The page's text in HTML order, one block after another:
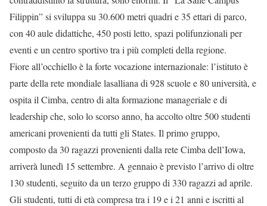
Filippin” si sviluppa su 30.600 metri quadri e 35 ettari di parco,
con 40 aule didattiche, 450 posti letto, spazi polifunzionali per
eventi e un centro sportivo tra i più completi della regione.
Fiore all’occhiello è la forte vocazione internazionale: l’istituto è
parte della rete mondiale lasalliana di 928 scuole e 80 università, e
ospita il Cimba, centro di alta formazione manageriale e di
leadership che, solo lo scorso anno, ha accolto oltre 500 studenti
americani provenienti da tutti gli States. Il primo gruppo,
composto da 30 ragazzi provenienti dalla rete Cimba dell’Iowa,
arriverà lunedì 15 settembre. A gennaio è previsto l’arrivo di oltre
130 studenti, seguito da un terzo gruppo di 330 ragazzi ad aprile.
Gli studenti, tutti di età compresa tra i 19 e i 21 anni e iscritti al